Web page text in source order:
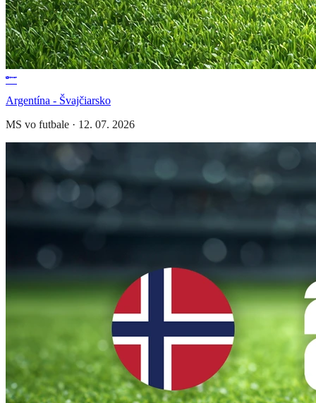
Argentína - Švajčiarsko
MS vo futbale · 12. 07. 2026